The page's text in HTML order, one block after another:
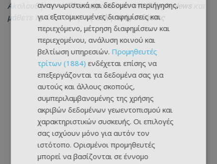
Ακολουθήστε τοThemasports.com στο Google News
μάθετε πρώτοι όλες τιςαθλητικές ειδήσεις
αναγνωριστικά και δεδομένα περιήγησης,
για εξατομικευμένες διαφημίσεις και
περιεχόμενο, μέτρηση διαφημίσεων και
περιεχομένου, ανάλυση κοινού και
βελτίωση υπηρεσιών. Προμηθευτές
τρίτων (1884) ενδέχεται επίσης να
επεξεργάζονται τα δεδομένα σας για
αυτούς και άλλους σκοπούς,
συμπεριλαμβανομένης της χρήσης
ακριβών δεδομένων γεωεντοπισμού και
χαρακτηριστικών συσκευής. Οι επιλογές
σας ισχύουν μόνο για αυτόν τον
ιστότοπο. Ορισμένοι προμηθευτές
μπορεί να βασίζονται σε έννομο